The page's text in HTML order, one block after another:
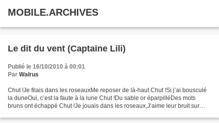
MOBILE.ARCHIVES
Le dit du vent (Captaine Lili)
Publié le 16/10/2010 à 00:01
Par Walrus
Chut !Je filais dans les roseauxMe reposer de là-haut Chut !Si j’ai bousculé
la duneOui, c’est la faute à la lune Chut !Du sable or éparpilléDes mots
bruns ont échappé Chut !Je jouais dans les roseaux,J’aime leur bruit sur